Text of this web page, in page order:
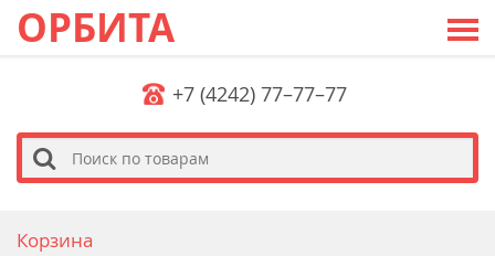
ОРБИТА
+7 (4242) 77–77–77
s
Корзина